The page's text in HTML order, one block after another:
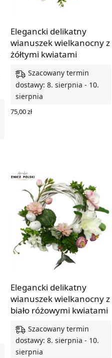
Elegancki delikatny
wianuszek wielkanocny z
żółtymi kwiatami
Szacowany termin
dostawy: 8. sierpnia - 10.
sierpnia
75,00zł
Elegancki delikatny
wianuszek wielkanocny z
biało różowymi kwiatami
Szacowany termin
dostawy: 8. sierpnia - 10.
sierpnia